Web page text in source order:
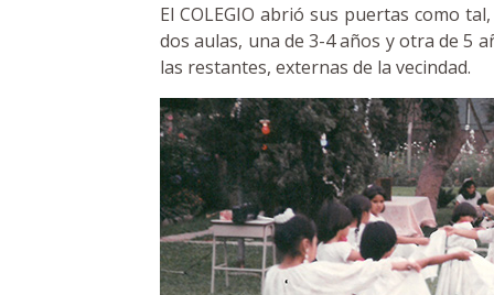
El COLEGIO abrió sus puertas como
dos aulas, una de 3-4 años y otra de 5
las restantes, externas de la vecindad.